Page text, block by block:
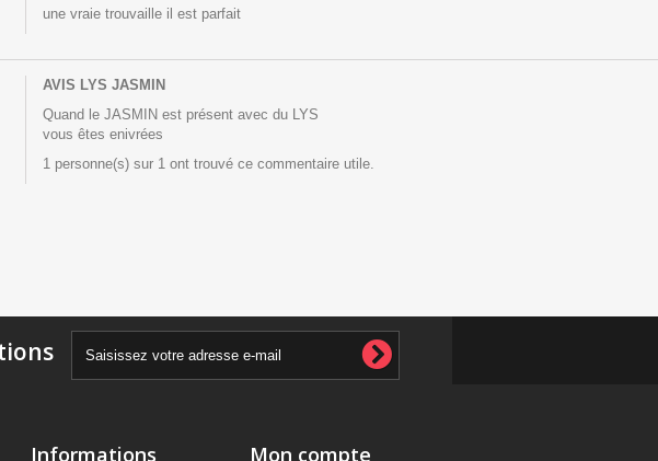
une vraie trouvaille il est parfait
AVIS LYS JASMIN
Quand le JASMIN est présent avec du LYS
vous êtes enivrées
1 personne(s) sur 1 ont trouvé ce commentaire utile.
Informations Mon compte